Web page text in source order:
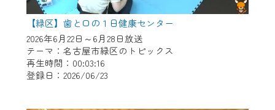
【緑区】歯と口の１日健康センター
2026年6月22日～6月28日放送
テーマ：名古屋市緑区のトピックス
再生時間：00:03:16
登録日：2026/06/23
＜メンテナンス情報＞
CCNetWebTVのリニューアルにともないメ
ンテナンス作業を予定しています。